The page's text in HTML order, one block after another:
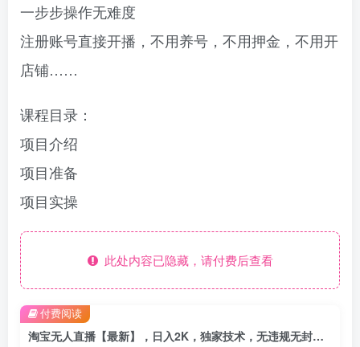
一步步操作无难度
注册账号直接开播，不用养号，不用押金，不用开
店铺……
课程目录：
项目介绍
项目准备
项目实操
此处内容已隐藏，请付费后查看
淘宝无人直播【最新】，日入2K，独家技术，无违规无封号，可矩阵，长期…
付费阅读